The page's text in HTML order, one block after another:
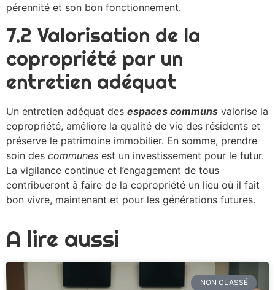
pérennité et son bon fonctionnement.
7.2 Valorisation de la
copropriété par un
entretien adéquat
Un entretien adéquat des espaces communs valorise la
copropriété, améliore la qualité de vie des résidents et
préserve le patrimoine immobilier. En somme, prendre
soin des communes est un investissement pour le futur.
La vigilance continue et l’engagement de tous
contribueront à faire de la copropriété un lieu où il fait
bon vivre, maintenant et pour les générations futures.
A lire aussi
NON CLASSÉ